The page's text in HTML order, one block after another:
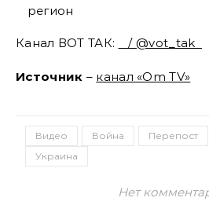
регион
Канал ВОТ ТАК: / @vot_tak
Источник – канал «Om TV»
Видео Война Перепост
Украина
Нет